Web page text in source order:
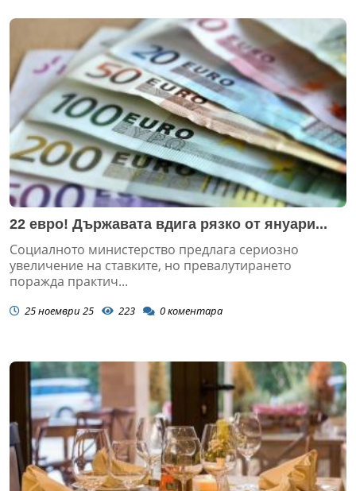
22 евро! Държавата вдига рязко от януари...
Социалното министерство предлага сериозно
увеличение на ставките, но превалутирането
поражда практич...
25 ноември 25 223 0коментара